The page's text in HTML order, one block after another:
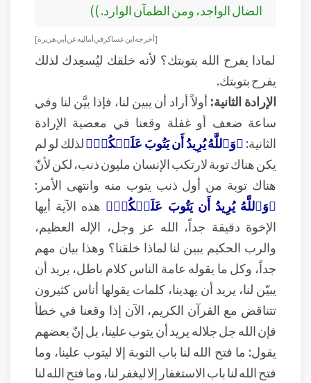
الضال الواجد، ومن الظمآن الوارد. ))
[ أخرجه ابن عساكر في أماليه عن أبي هريرة ]
لماذا يفرح الله بتوبتك؟ لأنه خلقك ليُسعِدك لذلك
يفرح بتوبتك.
الإرادة الثانية: أولاً أراد أن يبين لنا، فإذا بيَّن لنا وفي
ساعة ضعف أو غفلة وقعنا في معصية الإرادة
الثانية:﴿وَٱللَّهُ يُرِيدُ أَن يَتُوبَ عَلَيۡكُمۡ﴾لذلك لو لم
يكن هناك توبة لارتكب الإنسان مليون ذنب، لكن لأنّ
هناك توبة من أول ذنب يتوب منه وانتهى الأمر:
﴿وَٱللَّهُ يُرِيدُ أَن يَتُوبَ عَلَيۡكُمۡ﴾ هذه الآية أيها
الإخوة دقيقة جداً، الله عز وجل، الإله العظيم،
والرب الحكيم يبين لنا لماذا خلقنا؟ وهذا بيان مهم
جداً، وكل ما يقوله عامة الناس كلام باطل، يريد أن
يبيّن لنا، يريد أن يهدينا، كلمات يقولها أناس كثيرون
تتناقض مع القرآن الكريم، الآن إذا وقعنا في خطأ
فإن الله جل جلاله يريد أن يتوب علينا، بل إنّ بعضهم
يقول: ما فتح الله لنا باب التوبة إلا ليتوب علينا، وما
فتح الله لنا باب الاستغفار إلا ليغفر لنا، وما فتح الله لنا